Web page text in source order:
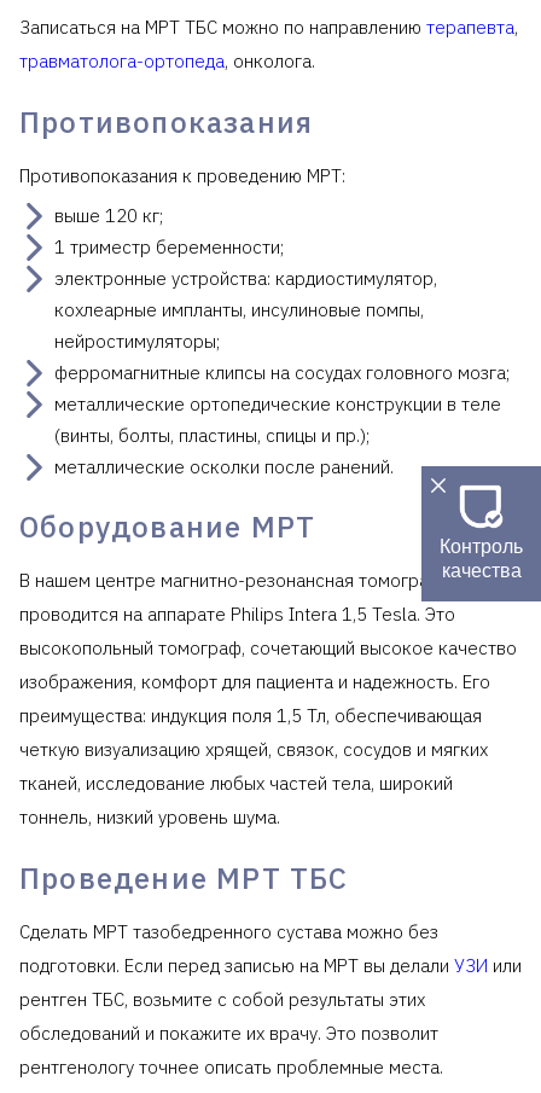
Записаться на МРТ ТБС можно по направлению терапевта,
травматолога-ортопеда, онколога.
Противопоказания
Противопоказания к проведению МРТ:
выше 120 кг;
1 триместр беременности;
электронные устройства: кардиостимулятор,
кохлеарные импланты, инсулиновые помпы,
нейростимуляторы;
ферромагнитные клипсы на сосудах головного мозга;
металлические ортопедические конструкции в теле
(винты, болты, пластины, спицы и пр.);
металлические осколки после ранений.
Оборудование МРТ
В нашем центре магнитно-резонансная томография
проводится на аппарате Philips Intera 1,5 Tesla. Это
высокопольный томограф, сочетающий высокое качество
изображения, комфорт для пациента и надежность. Его
преимущества: индукция поля 1,5 Тл, обеспечивающая
четкую визуализацию хрящей, связок, сосудов и мягких
тканей, исследование любых частей тела, широкий
тоннель, низкий уровень шума.
Проведение МРТ ТБС
Сделать МРТ тазобедренного сустава можно без
подготовки. Если перед записью на МРТ вы делали УЗИ или
рентген ТБС, возьмите с собой результаты этих
обследований и покажите их врачу. Это позволит
рентгенологу точнее описать проблемные места.
Контроль
качества